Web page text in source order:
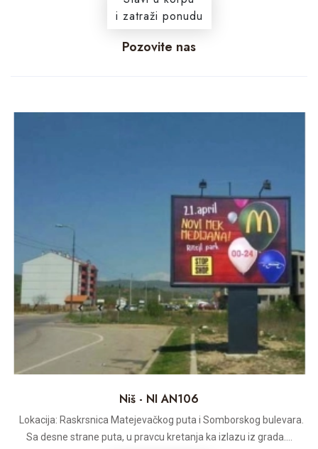
i zatraži ponudu
Pozovite nas
Niš - NI AN106
Lokacija: Raskrsnica Matejevačkog puta i Somborskog bulevara.
Sa desne strane puta, u pravcu kretanja ka izlazu iz grada....